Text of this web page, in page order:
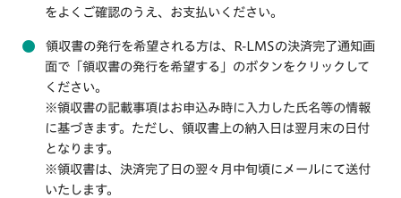
をよくご確認のうえ、お支払いください。
領収書の発行を希望される方は、R-LMSの決済完了通知画
面で「領収書の発行を希望する」のボタンをクリックして
ください。
※領収書の記載事項はお申込み時に入力した氏名等の情報
に基づきます。ただし、領収書上の納入日は翌月末の日付
となります。
※領収書は、決済完了日の翌々月中旬頃にメールにて送付
いたします。